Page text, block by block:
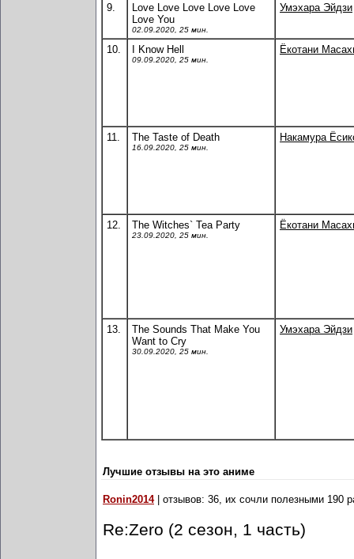
9.
Love Love Love Love Love
Love You
02.09.2020, 25 мин.
Умэхара Эйдзи
10. I Know Hell
09.09.2020, 25 мин.
Ёкотани
11. The Taste of Death
16.09.2020, 25 мин.
Накамура
12. The Witches` Tea Party
23.09.2020, 25 мин.
Ёкотани
13.
The Sounds That Make You
Want to Cry
30.09.2020, 25 мин.
Умэхара Эйдзи
Лучшие отзывы на это аниме
Ronin2014| отзывов: 36, их сочли полезными 190
Re:Zero (2 сезон, 1 часть)